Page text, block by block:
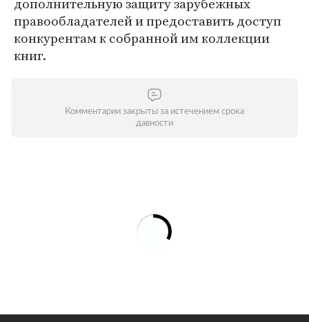
правообладателей и предоставить доступ
конкурентам к собранной им коллекции
книг.
Комментарии закрыты за истечением срока
давности